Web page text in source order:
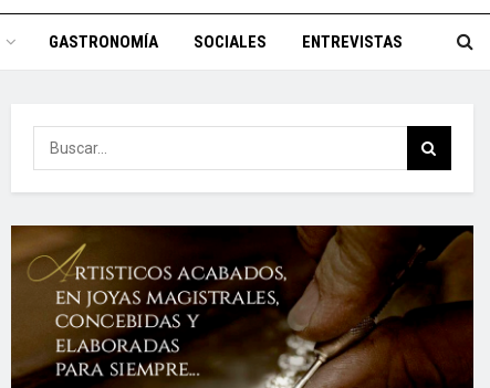
GASTRONOMÍA SOCIALES ENTREVISTAS